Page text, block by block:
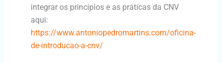
integrar os princípios e as práticas da CNV
aqui:
https://www.antoniopedromartins.com/oficina-
de-introducao-a-cnv/